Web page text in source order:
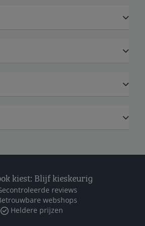
kiest: Blijf kieskeurig
reviews
webshops
Heldere prijzen